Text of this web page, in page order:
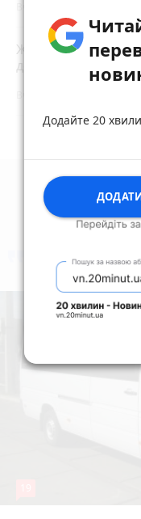
Житомирян
до акції «Пиріг
Найчастіше
Додайте 20
ДОДАТИ